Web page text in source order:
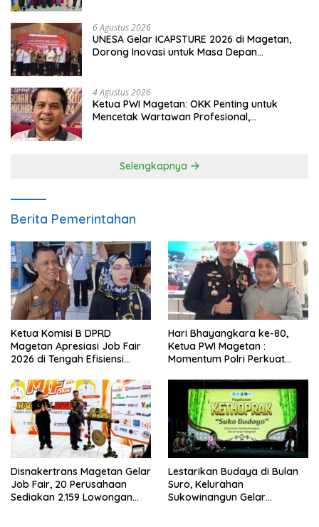
6 Agustus 2026
UNESA Gelar ICAPSTURE 2026 di Magetan,
Dorong Inovasi untuk Masa Depan
4 Agustus 2026
Ketua PWI Magetan: OKK Penting untuk
Mencetak Wartawan Profesional,
Selengkapnya
Berita Pemerintahan
Ketua Komisi B DPRD
Magetan Apresiasi Job Fair
2026 di Tengah Efisiensi
Hari Bhayangkara ke-80,
Ketua PWI Magetan :
Momentum Polri Perkuat
Disnakertrans Magetan Gelar
Job Fair, 20 Perusahaan
Sediakan 2.159 Lowongan
Lestarikan Budaya di Bulan
Suro, Kelurahan
Sukowinangun Gelar